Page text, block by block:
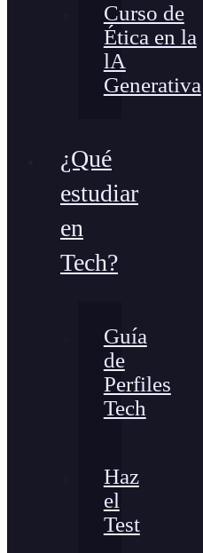
Curso de
Ética en la
lA
Generativa
¿Qué
estudiar
en
Tech?
Guía
de
Perfiles
Tech
Haz
el
Test